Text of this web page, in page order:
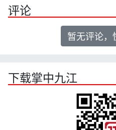
评论
暂无评论，
下载掌中九江